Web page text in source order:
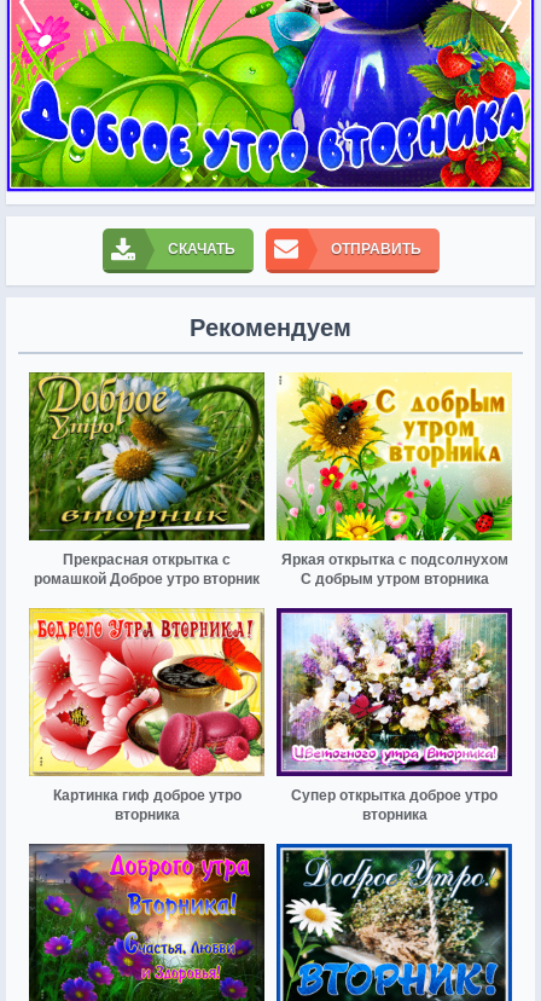
СКАЧАТЬ ОТПРАВИТЬ
Рекомендуем
Прекрасная открытка с
ромашкой Доброе утро вторник
Яркая открытка с подсолнухом
С добрым утром вторника
Картинка гиф доброе утро
вторника
Супер открытка доброе утро
вторника